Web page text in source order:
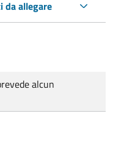
da allegare
alcun